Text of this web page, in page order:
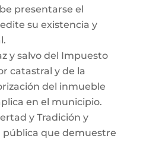
presentarse el
su existencia y
y salvo del Impuesto
catastral y de la
del inmueble
en el municipio.
y Tradición y
pública que demuestre